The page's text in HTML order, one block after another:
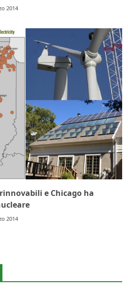
2014
e Chicago ha
2014